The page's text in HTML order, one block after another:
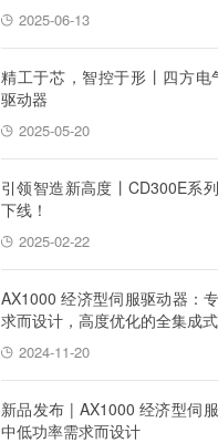
2025-06-13
精工于芯，智控于形丨四方电
驱动器
2025-05-20
引领智造新高度丨CD300E系
下线！
2025-02-22
AX1000 经济型伺服驱动器：
求而设计，高度优化的全集成
2024-11-20
新品发布 | AX1000 经济型伺
中低功率需求而设计